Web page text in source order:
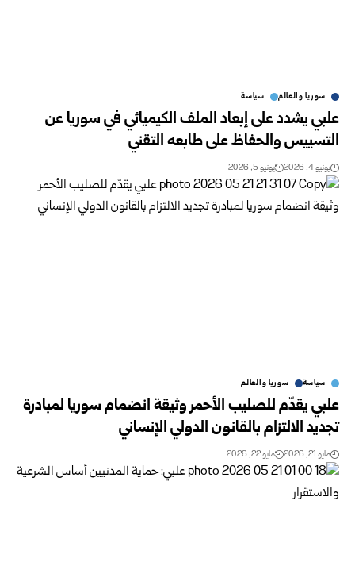
سوريا والعالم سياسة
علبي يشدد على إبعاد الملف الكيميائي في سوريا عن
التسييس والحفاظ على طابعه التقني
يونيو 4, 2026 يونيو 5, 2026
سياسة سوريا والعالم
علبي يقدّم للصليب الأحمر وثيقة انضمام سوريا لمبادرة
تجديد الالتزام بالقانون الدولي الإنساني
مايو 21, 2026 مايو 22, 2026